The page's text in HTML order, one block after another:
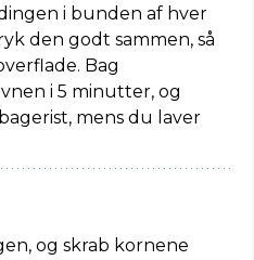
i bunden af hver
den godt sammen, så
Bag
i 5 minutter, og
mens du laver
og skrab kornene